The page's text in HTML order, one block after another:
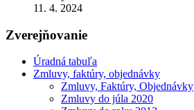
11. 4. 2024
Zverejňovanie
Úradná tabuľa
Zmluvy, faktúry, objednávky
Zmluvy, Faktúry, Objednávky
Zmluvy do júla 2020